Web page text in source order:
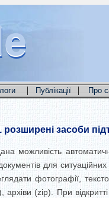
| Публікації | Про
розширені засоби
можливість
для
фотографії,
(zip). При відкритті